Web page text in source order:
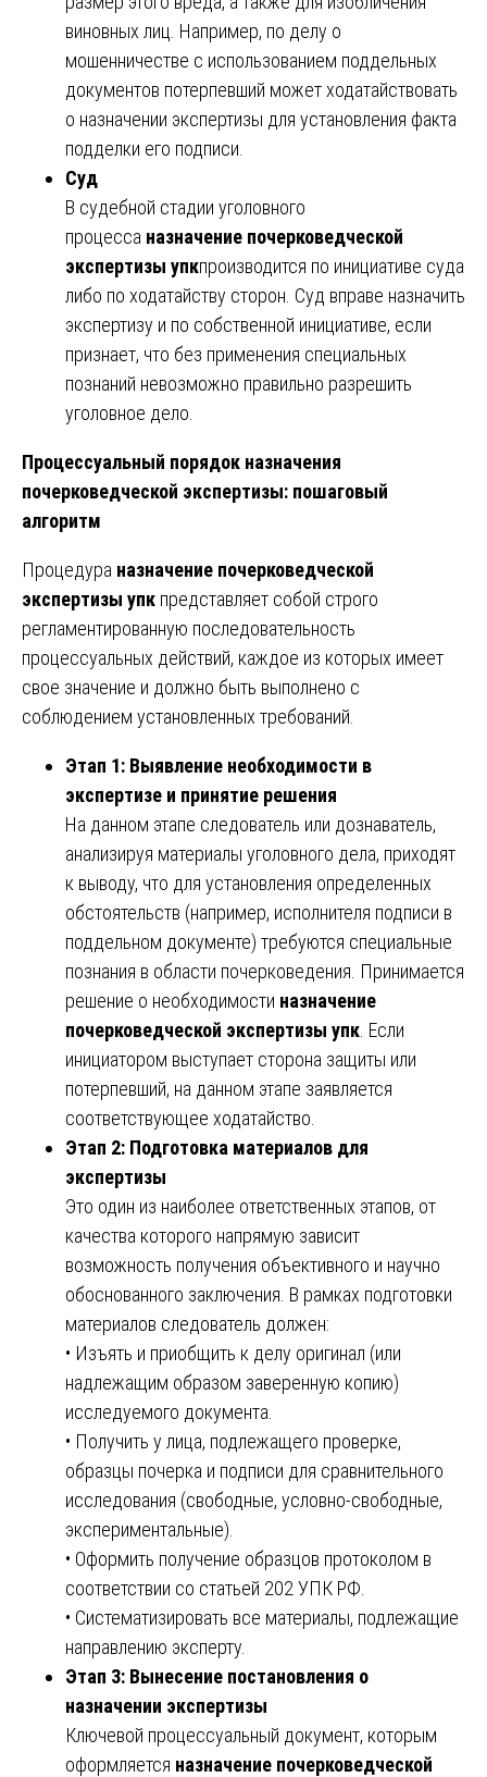
виновных лиц. Например, по делу о
мошенничестве с использованием поддельных
документов потерпевший может ходатайствовать
о назначении экспертизы для установления факта
подделки его подписи.
Суд
В судебной стадии уголовного
процесса назначение почерковедческой
экспертизы упкпроизводится по инициативе суда
либо по ходатайству сторон. Суд вправе назначить
экспертизу и по собственной инициативе, если
признает, что без применения специальных
познаний невозможно правильно разрешить
уголовное дело.
Процессуальный порядок назначения
почерковедческой экспертизы: пошаговый
алгоритм
Процедура назначение почерковедческой
экспертизы упк представляет собой строго
регламентированную последовательность
процессуальных действий, каждое из которых имеет
свое значение и должно быть выполнено с
соблюдением установленных требований.
Этап 1: Выявление необходимости в
экспертизе и принятие решения
На данном этапе следователь или дознаватель,
анализируя материалы уголовного дела, приходят
к выводу, что для установления определенных
обстоятельств (например, исполнителя подписи в
поддельном документе) требуются специальные
познания в области почерковедения. Принимается
решение о необходимости назначение
почерковедческой экспертизы упк . Если
инициатором выступает сторона защиты или
потерпевший, на данном этапе заявляется
соответствующее ходатайство.
Этап 2: Подготовка материалов для
экспертизы
Это один из наиболее ответственных этапов, от
качества которого напрямую зависит
возможность получения объективного и научно
обоснованного заключения. В рамках подготовки
материалов следователь должен:
• Изъять и приобщить к делу оригинал (или
надлежащим образом заверенную копию)
исследуемого документа.
• Получить у лица, подлежащего проверке,
образцы почерка и подписи для сравнительного
исследования (свободные, условно-свободные,
экспериментальные).
• Оформить получение образцов протоколом в
соответствии со статьей 202 УПК РФ.
• Систематизировать все материалы, подлежащие
направлению эксперту.
Этап 3: Вынесение постановления о
назначении экспертизы
Ключевой процессуальный документ, которым
оформляется назначение почерковедческой